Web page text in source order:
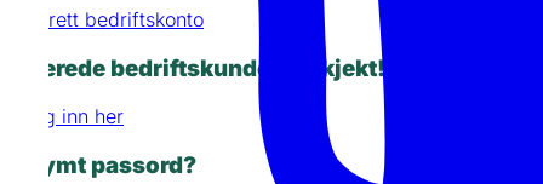
Opprett bedriftskonto
Allerede bedriftskunde? Så kjekt!
Logg inn her
Gøymt passord?